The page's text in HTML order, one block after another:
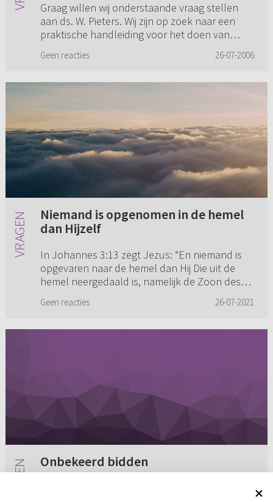
Graag willen wij onderstaande vraag stellen
aan ds. W. Pieters. Wij zijn op zoek naar een
praktische handleiding voor het doen van
aanbevelen?
Geen reacties 26-07-2006
Niemand is opgenomen in de hemel
dan Hijzelf
In Johannes 3:13 zegt Jezus: “En niemand is
opgevaren naar de hemel dan Hij Die uit de
hemel neergedaald is, namelijk de Zoon des
Henoch gebeurde dat toch...
Geen reacties 26-07-2021
Onbekeerd bidden